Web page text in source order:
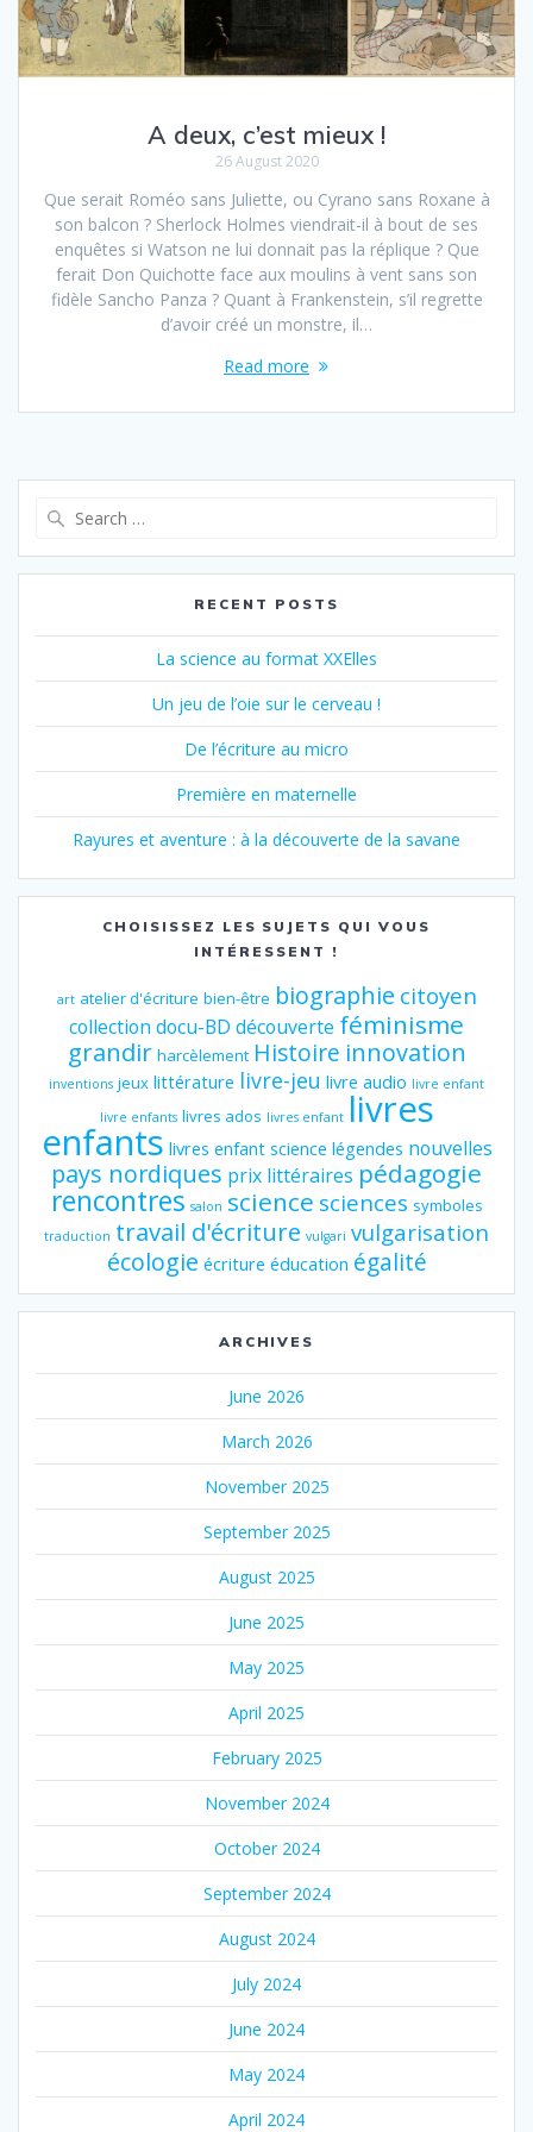
A deux, c’est mieux !
26 August 2020
Que serait Roméo sans Juliette, ou Cyrano sans Roxane à
son balcon ? Sherlock Holmes viendrait-il à bout de ses
enquêtes si Watson ne lui donnait pas la réplique ? Que
ferait Don Quichotte face aux moulins à vent sans son
fidèle Sancho Panza ? Quant à Frankenstein, s’il regrette
d’avoir créé un monstre, il…
Read more
RECENT POSTS
La science au format XXElles
Un jeu de l’oie sur le cerveau !
De l’écriture au micro
Première en maternelle
Rayures et aventure : à la découverte de la savane
CHOISISSEZ LES SUJETS QUI VOUS
INTÉRESSENT !
art atelier d'écriture bien-être biographie citoyen
collection docu-BD découverte féminisme
grandir harcèlement Histoire innovation
inventions jeux littérature livre-jeu livre audio livre enfant
livre enfants livres ados livres enfant livres
enfants livres enfant science légendes nouvelles
pays nordiques prix littéraires pédagogie
rencontres salon science sciences symboles
traduction travail d'écriture vulgari vulgarisation
écologie écriture éducation égalité
ARCHIVES
June 2026
March 2026
November 2025
September 2025
August 2025
June 2025
May 2025
April 2025
February 2025
November 2024
October 2024
September 2024
August 2024
July 2024
June 2024
May 2024
April 2024